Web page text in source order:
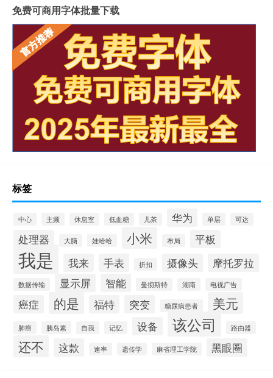
免费可商用字体批量下载
标签
中心 主频 休息室 低血糖 儿茶 华为 单层 可达
处理器 大脑 娃哈哈 小米 布局 平板
我是 我来 手表 折扣 摄像头 摩托罗拉
数据传输 显示屏 智能 曼彻斯特 湖南 电视广告
癌症 的是 福特 突变 糖尿病患者 美元
肺癌 胰岛素 自我 记忆 设备 该公司 路由器
还不 这款 速率 遗传学 麻省理工学院 黑眼圈